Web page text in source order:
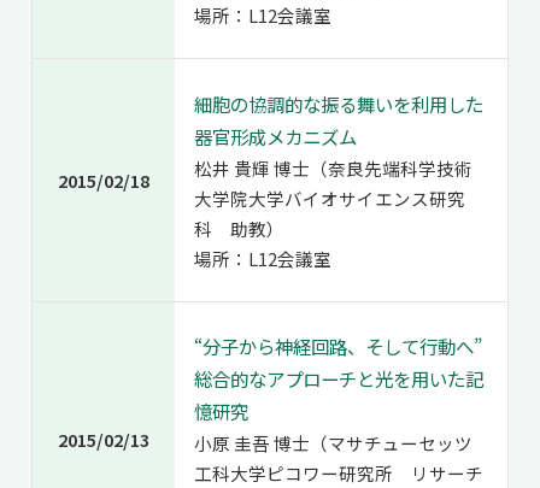
場所：L12会議室
2015/02/18
細胞の協調的な振る舞いを利用した
器官形成メカニズム
松井 貴輝 博士（奈良先端科学技術
大学院大学バイオサイエンス研究
科 助教）
場所：L12会議室
2015/02/13
“分子から神経回路、そして行動へ”
総合的なアプローチと光を用いた記
憶研究
小原 圭吾 博士（マサチューセッツ
工科大学ピコワー研究所 リサーチ